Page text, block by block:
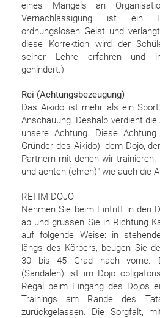
eines Mangels an
Vernachlässigung ist ein
ordnungslosen Geist und
diese Korrektion wird der
seiner Lehre erfahren und
gehindert.)
Rei (Achtungsbezeugung)
Das Aikido ist mehr als ein
Anschauung. Deshalb verdient
unsere Achtung. Diese
Gründer des Aikido), dem Dojo,
Partnern mit denen wir
und achten (ehren)" wie auch die
REI IM DOJO
Nehmen Sie beim Eintritt in den
ab und grüssen Sie in Richtung
auf folgende Weise: in
längs des Körpers, beugen Sie
30 bis 45 Grad nach vorne.
(Sandalen) ist im Dojo
Regal beim Eingang des Dojos
Trainings am Rande des
zurückgelassen. Die Sorgfalt,